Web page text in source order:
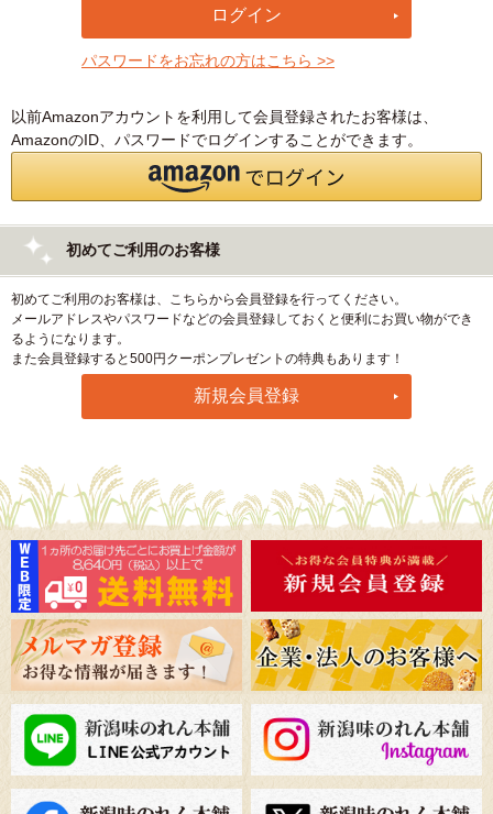
パスワードをお忘れの方はこちら >>
以前Amazonアカウントを利用して会員登録されたお客様は、
AmazonのID、パスワードでログインすることができます。
初めてご利用のお客様
初めてご利用のお客様は、こちらから会員登録を行ってください。
メールアドレスやパスワードなどの会員登録しておくと便利にお買い物ができ
るようになります。
また会員登録すると500円クーポンプレゼントの特典もあります！